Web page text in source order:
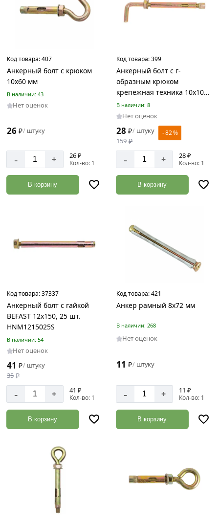
Код товара:407
Анкерный болт с крюком
10х60 мм
В наличии: 43
Нет оценок
26 ₽/ штуку
- + 26 ₽
Кол-во: 1
В корзину
Код товара:399
Анкерный болт с г-
образным крюком
крепежная техника 10x100
60124
В наличии: 8
Нет оценок
28 ₽/ штуку
159 ₽
- 82 %
- + 28 ₽
Кол-во: 1
В корзину
Код товара:37337
Анкерный болт с гайкой
BEFAST 12x150, 25 шт.
HNM1215025S
В наличии: 54
Нет оценок
41 ₽/ штуку
35 ₽
- + 41 ₽
Кол-во: 1
В корзину
Код товара:421
Анкер рамный 8х72 мм
В наличии: 268
Нет оценок
11 ₽/ штуку
- + 11 ₽
Кол-во: 1
В корзину